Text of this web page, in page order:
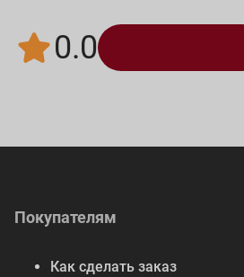
0.0
Покупателям
Как сделать заказ